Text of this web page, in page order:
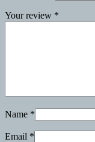
Your review *
Name *
Email *